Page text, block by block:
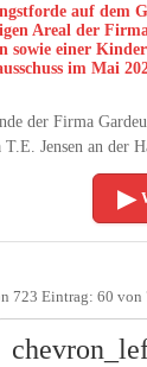
auf dem
Areal der
sowie einer
im Mai
der Firma
Jensen an der
▶
723 Eintrag: 60 von